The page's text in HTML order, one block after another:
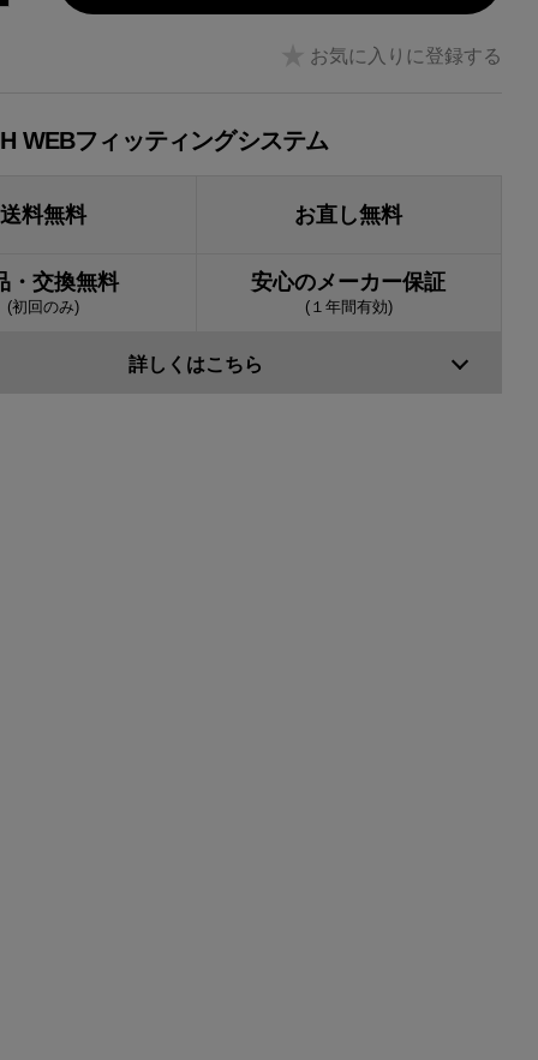
お気に入りに登録する
WEBフィッティングシステム
送料無料 お直し無料
・交換無料
(初回のみ)
安心のメーカー保証
(１年間有効)
詳しくはこちら